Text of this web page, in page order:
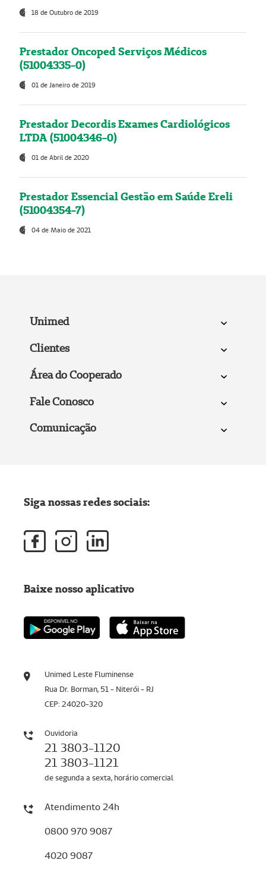
18 de Outubro de 2019
Prestador Oncoped Serviços Médicos
(51004335-0)
01 de Janeiro de 2019
Prestador Decordis Exames Cardiológicos
LTDA (51004346-0)
01 de Abril de 2020
Prestador Essencial Gestão em Saúde Ereli
(51004354-7)
04 de Maio de 2021
Unimed
Clientes
Área do Cooperado
Fale Conosco
Comunicação
Unimed Leste Fluminense
Rua Dr. Borman, 51 - Niterói - RJ
CEP: 24020-320
Ouvidoria
21 3803-1120
21 3803-1121
de segunda a sexta, horário comercial
Atendimento 24h
0800 970 9087
4020 9087
Siga nossas redes sociais:
Baixe nosso aplicativo